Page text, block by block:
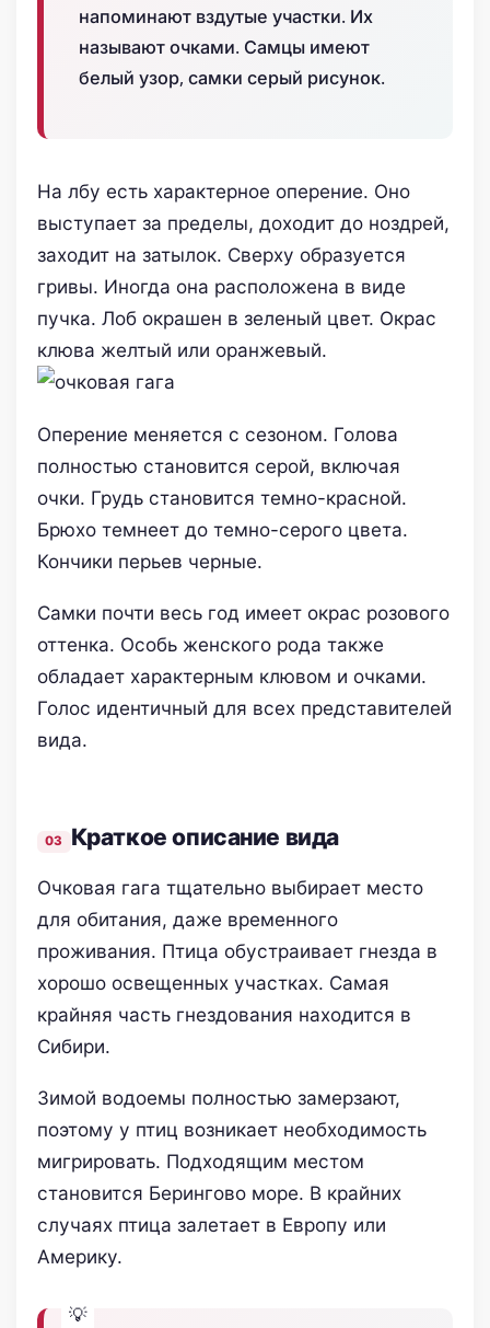
напоминают вздутые участки. Их
называют очками. Самцы имеют
белый узор, самки серый рисунок.
На лбу есть характерное оперение. Оно
выступает за пределы, доходит до ноздрей,
заходит на затылок. Сверху образуется
гривы. Иногда она расположена в виде
пучка. Лоб окрашен в зеленый цвет. Окрас
клюва желтый или оранжевый.
Оперение меняется с сезоном. Голова
полностью становится серой, включая
очки. Грудь становится темно-красной.
Брюхо темнеет до темно-серого цвета.
Кончики перьев черные.
Самки почти весь год имеет окрас розового
оттенка. Особь женского рода также
обладает характерным клювом и очками.
Голос идентичный для всех представителей
вида.
Краткое описание вида
Очковая гага тщательно выбирает место
для обитания, даже временного
проживания. Птица обустраивает гнезда в
хорошо освещенных участках. Самая
крайняя часть гнездования находится в
Сибири.
Зимой водоемы полностью замерзают,
поэтому у птиц возникает необходимость
мигрировать. Подходящим местом
становится Берингово море. В крайних
случаях птица залетает в Европу или
Америку.